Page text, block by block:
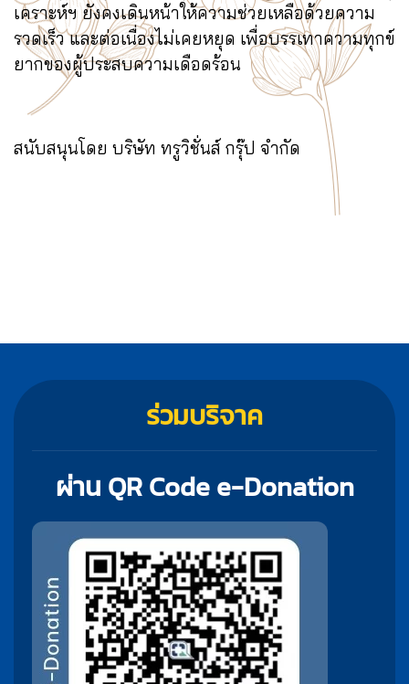
เคราะห์ฯ ยังคงเดินหน้าให้ความช่วยเหลือด้วยความ
รวดเร็ว และต่อเนื่องไม่เคยหยุด เพื่อบรรเทาความทุกข์
ยากของผู้ประสบความเดือดร้อน
สนับสนุนโดย บริษัท ทรูวิชั่นส์ กรุ๊ป จำกัด
ร่วมบริจาค
ผ่าน QR Code e-Donation